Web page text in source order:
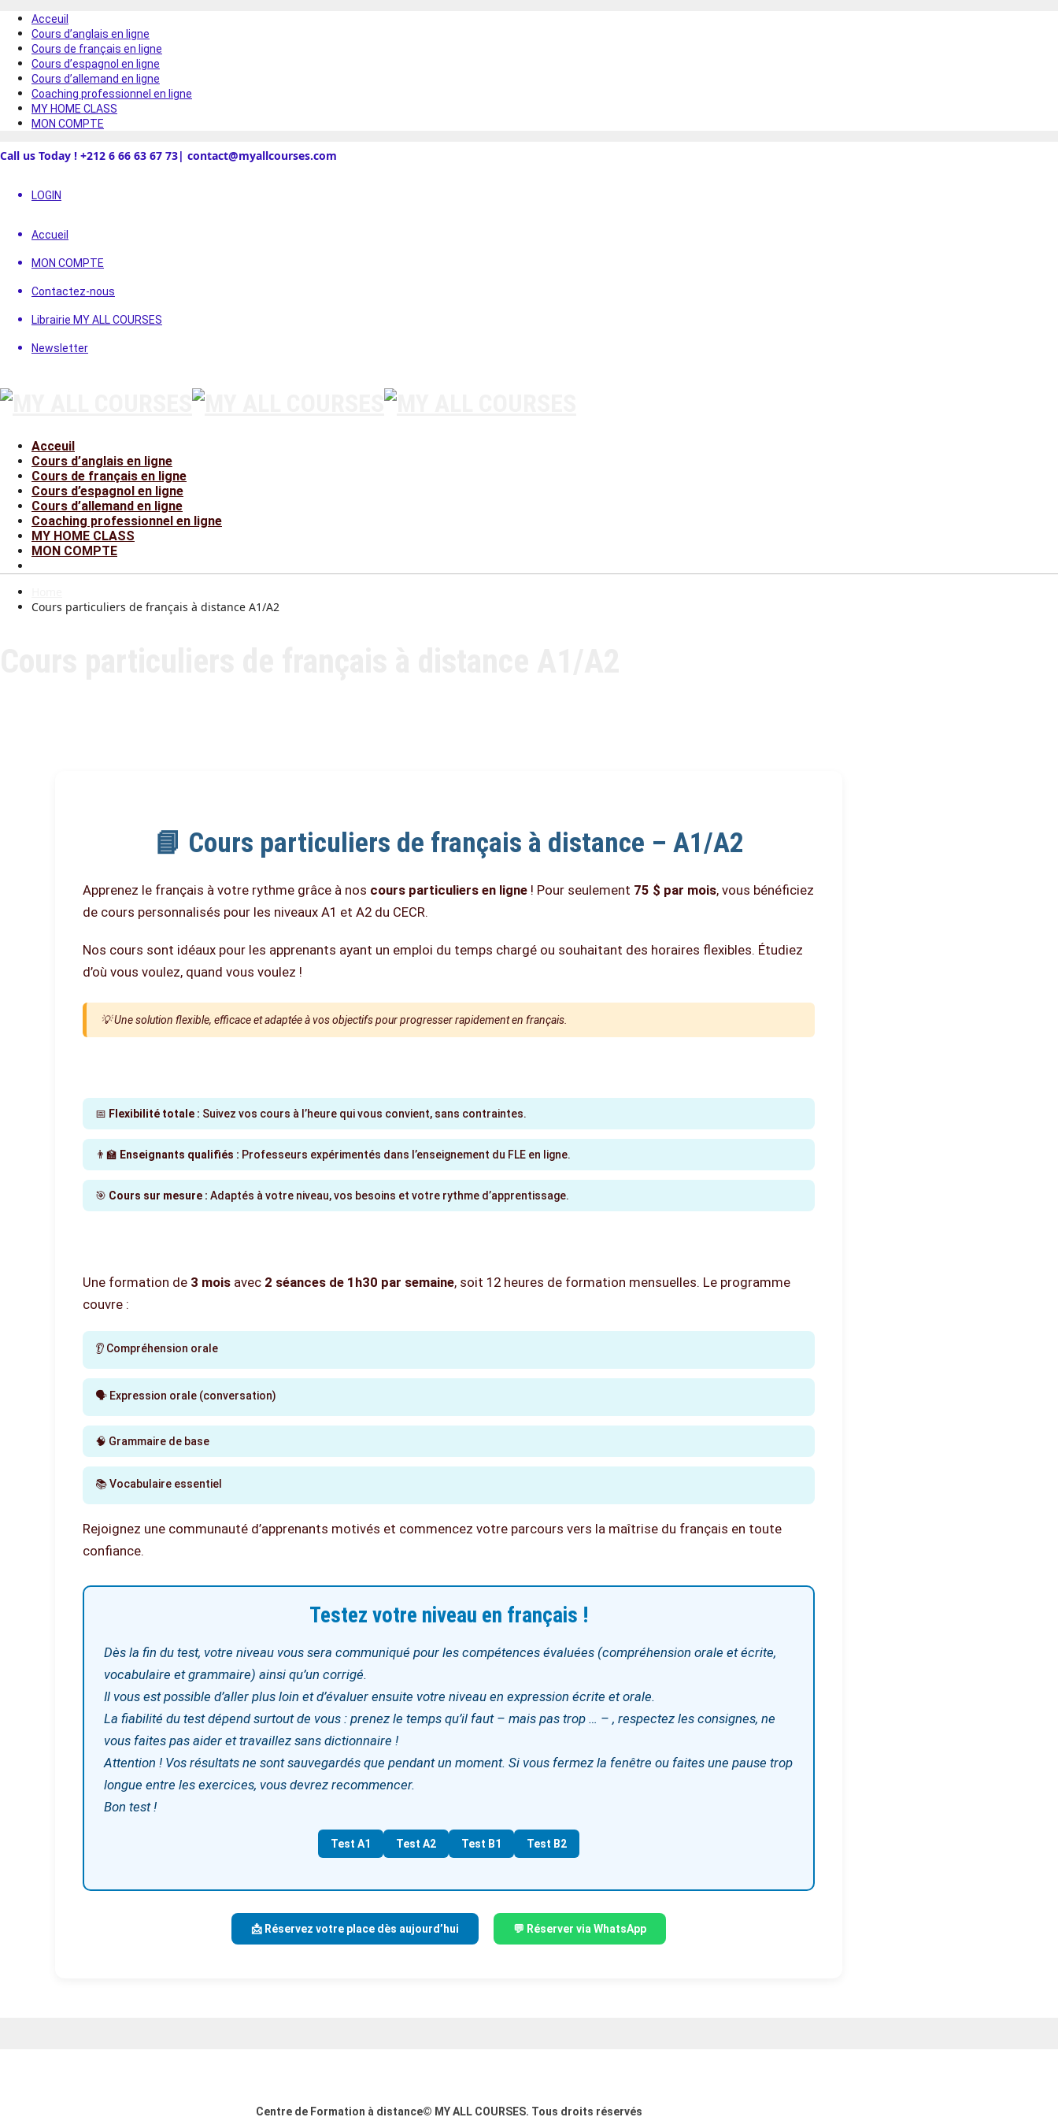
Acceuil
Cours d’anglais en ligne
Cours de français en ligne
Cours d’espagnol en ligne
Cours d’allemand en ligne
Coaching professionnel en ligne
MY HOME CLASS
MON COMPTE
Call us Today ! +212 6 66 63 67 73| contact@myallcourses.com
LOGIN
Accueil
MON COMPTE
Contactez-nous
Librairie MY ALL COURSES
Newsletter
Acceuil
Cours d’anglais en ligne
Cours de français en ligne
Cours d’espagnol en ligne
Cours d’allemand en ligne
Coaching professionnel en ligne
MY HOME CLASS
MON COMPTE
Cours particuliers de français à distance A1/A2
📘 Cours particuliers de français à distance – A1/A2
Apprenez le français à votre rythme grâce à nos cours particuliers en ligne ! Pour seulement 75 $ par mois, vous bénéficiez
de cours personnalisés pour les niveaux A1 et A2 du CECR.
Nos cours sont idéaux pour les apprenants ayant un emploi du temps chargé ou souhaitant des horaires flexibles. Étudiez
d’où vous voulez, quand vous voulez !
💡 Une solution flexible, efficace et adaptée à vos objectifs pour progresser rapidement en français.
📅 Flexibilité totale : Suivez vos cours à l’heure qui vous convient, sans contraintes.
👨‍🏫 Enseignants qualifiés : Professeurs expérimentés dans l’enseignement du FLE en ligne.
🎯 Cours sur mesure : Adaptés à votre niveau, vos besoins et votre rythme d’apprentissage.
Une formation de 3 mois avec 2 séances de 1h30 par semaine, soit 12 heures de formation mensuelles. Le programme
couvre :
👂 Compréhension orale
🗣️ Expression orale (conversation)
🧠 Grammaire de base
📚 Vocabulaire essentiel
Rejoignez une communauté d’apprenants motivés et commencez votre parcours vers la maîtrise du français en toute
confiance.
Testez votre niveau en français !
Dès la fin du test, votre niveau vous sera communiqué pour les compétences évaluées (compréhension orale et écrite,
vocabulaire et grammaire) ainsi qu’un corrigé.
Il vous est possible d’aller plus loin et d’évaluer ensuite votre niveau en expression écrite et orale.
La fiabilité du test dépend surtout de vous : prenez le temps qu’il faut – mais pas trop … – , respectez les consignes, ne
vous faites pas aider et travaillez sans dictionnaire !
Attention ! Vos résultats ne sont sauvegardés que pendant un moment. Si vous fermez la fenêtre ou faites une pause trop
longue entre les exercices, vous devrez recommencer.
Bon test !
Test A1 Test A2 Test B1 Test B2
📩 Réservez votre place dès aujourd’hui 💬 Réserver via WhatsApp
Centre de Formation à distance© MY ALL COURSES. Tous droits réservés